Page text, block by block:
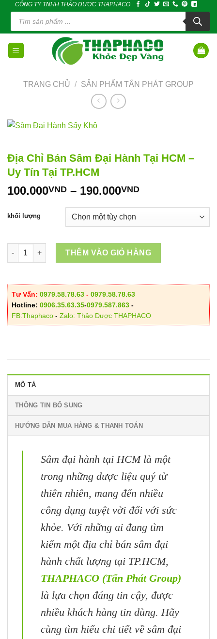
content
CÔNG TY TNHH THẢO DƯỢC THAPHACO
Tìm
kiếm
phẩm
TRANG CHỦ / SẢN PHẨM TẤN PHÁT GROUP
Địa Chỉ Bán Sâm Đại Hành Tại HCM –
Uy Tín Tại TP.HCM
100.000VND – 190.000VNDKhoảng
100.000VND
190.000VND
khối lượng
Địa Chỉ Bán Sâm Đại Hành Tại HCM – Uy Tín Tại TP.HCM số
THÊM VÀO GIỎ HÀNG
Tư Vấn: 0979.58.78.63 - 0979.58.78.63
Hotline: 0906.35.63.35-0979.587.863 -
FB:Thaphaco - Zalo: Thảo Dược THAPHACO
MÔ TẢ
THÔNG TIN BỔ SUNG
HƯỚNG DẪN MUA HÀNG & THANH TOÁN
Sâm đại hành tại HCM là một
trong những dược liệu quý từ
thiên nhiên, mang đến nhiều
công dụng tuyệt vời đối với sức
khỏe. Với những ai đang tìm
kiếm một địa chỉ bán sâm đại
hành chất lượng tại TP.HCM,
THAPHACO (Tấn Phát Group)
là lựa chọn đáng tin cậy, được
nhiều khách hàng tin dùng. Hãy
cùng tìm hiểu chi tiết về sâm đại